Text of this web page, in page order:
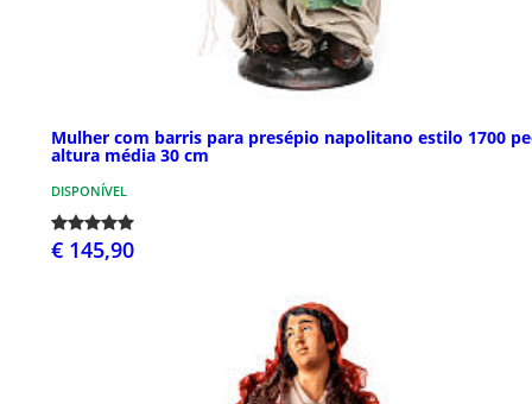
Mulher com barris para presépio napolitano estilo 1700
altura média 30 cm
DISPONÍVEL
€ 145,90